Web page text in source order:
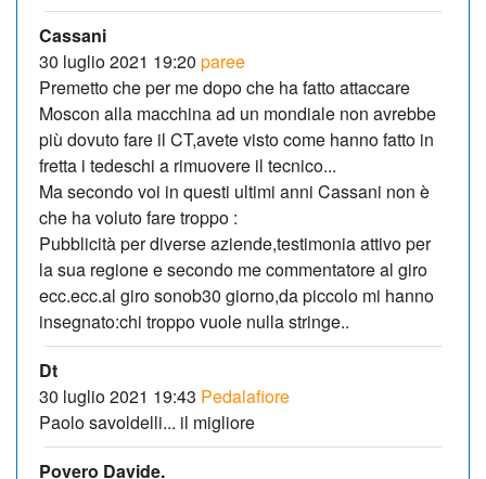
Cassani
30 luglio 2021 19:20 paree
Premetto che per me dopo che ha fatto attaccare
Moscon alla macchina ad un mondiale non avrebbe
più dovuto fare il CT,avete visto come hanno fatto in
fretta i tedeschi a rimuovere il tecnico...
Ma secondo voi in questi ultimi anni Cassani non è
che ha voluto fare troppo :
Pubblicità per diverse aziende,testimonia attivo per
la sua regione e secondo me commentatore al giro
ecc.ecc.al giro sonob30 giorno,da piccolo mi hanno
insegnato:chi troppo vuole nulla stringe..
Dt
30 luglio 2021 19:43 Pedalafiore
Paolo savoldelli... il migliore
Povero Davide.